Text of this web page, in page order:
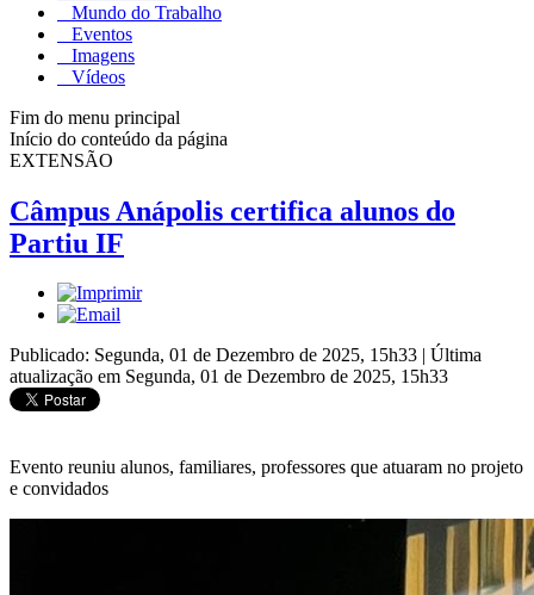
Mundo do Trabalho
Eventos
Imagens
Vídeos
Fim do menu principal
Início do conteúdo da página
EXTENSÃO
Câmpus Anápolis certifica alunos do
Partiu IF
Publicado: Segunda, 01 de Dezembro de 2025, 15h33 | Última
atualização em Segunda, 01 de Dezembro de 2025, 15h33
Evento reuniu alunos, familiares, professores que atuaram no projeto
e convidados